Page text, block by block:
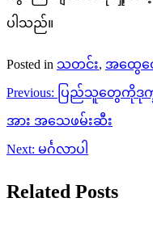
ပါသည်။
Posted in သတင်း, အထွေ
Post
navigation
Previous: ပြည်သူတွေကိုဒုက္
အား အသေဖမ်းဆီး
Next: မင်္ဂလာပါ
Related Posts